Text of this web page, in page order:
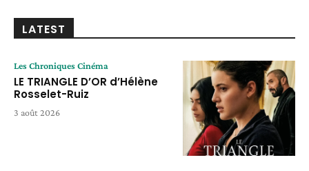
LATEST
Les Chroniques Cinéma
LE TRIANGLE D’OR d’Hélène
Rosselet-Ruiz
3 août 2026